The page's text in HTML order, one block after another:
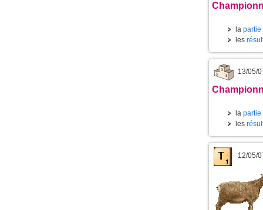
la partie
les
13/05/
la partie
les
12/05/